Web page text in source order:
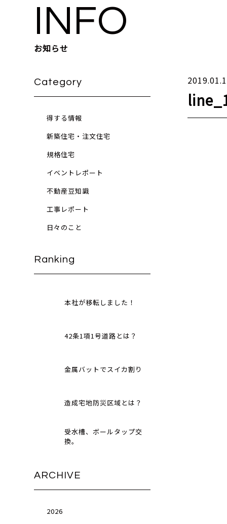
INFO
お知らせ
Category
得する情報
新築住宅・注文住宅
規格住宅
イベントレポート
不動産豆知識
工事レポート
日々のこと
Ranking
本社が移転しました！
42条1項1号道路とは？
金属バットでスイカ割り
造成宅地防災区域とは？
受水槽、ボールタップ交
換。
ARCHIVE
2026